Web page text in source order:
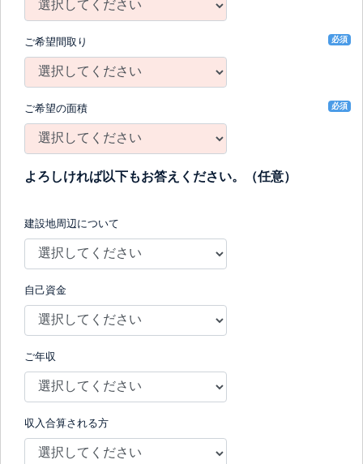
ご希望間取り 必須
ご希望の面積 必須
よろしければ以下もお答えください。（任意）
建設地周辺について
自己資金
ご年収
収入合算される方